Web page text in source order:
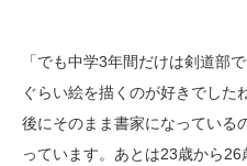
「でも中学3年間だけは剣道部
ぐらい絵を描くのが好きでした
後にそのまま書家になっている
っています。あとは23歳から